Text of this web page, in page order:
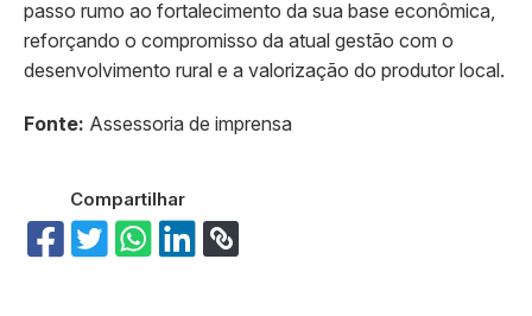
passo rumo ao fortalecimento da sua base econômica,
reforçando o compromisso da atual gestão com o
desenvolvimento rural e a valorização do produtor local.
Fonte: Assessoria de imprensa
Compartilhar